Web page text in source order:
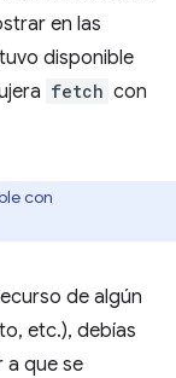
en las
disponible
fetch con
con
de algún
etc.), debías
a que se